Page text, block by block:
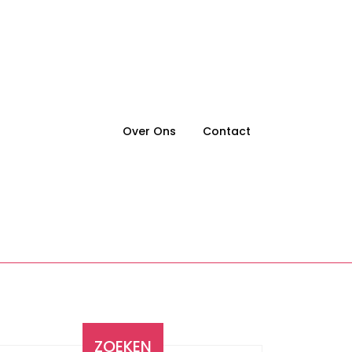
Over Ons Contact
ZOEKEN